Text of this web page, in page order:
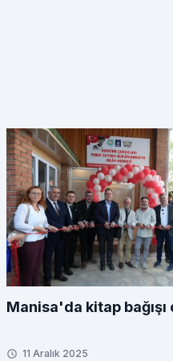
Manisa'da kitap bağışı
11 Aralık 2025